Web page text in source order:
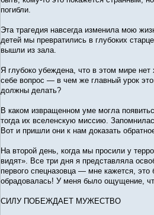
погибли.
Эта трагедия навсегда изменила мою
детей мы превратились в глубоких
вышли из зала.
Я глубоко убеждена, что в этом мире
себе вопрос — в чем же главный урок
должны делать?
В каком извращенном уме могла
тогда их вселенскую миссию.
Вот и пришли они к нам доказать
На второй день, когда мы просили у
видят». Все три дня я представляла
первого спецназовца — мне кажется,
обрадовалась! У меня было ощущение,
СИЛУ ПОБЕЖДАЕТ МУЖЕСТВО